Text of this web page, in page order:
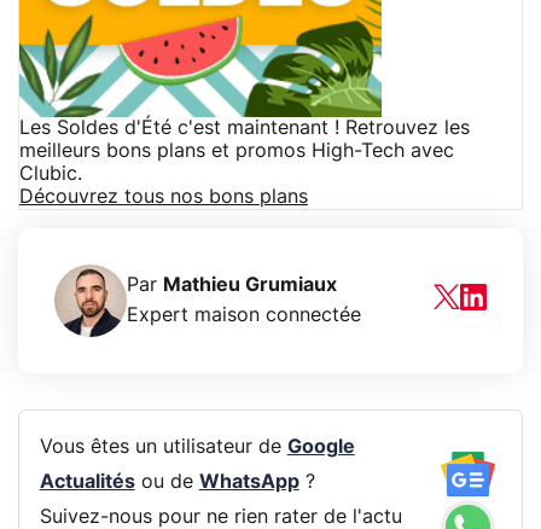
Les Soldes d'Été c'est maintenant ! Retrouvez les
meilleurs bons plans et promos High-Tech avec
Clubic.
Découvrez tous nos bons plans
Par Mathieu Grumiaux
Expert maison connectée
Vous êtes un utilisateur de Google
Actualitésou de WhatsApp?
Suivez-nous pour ne rien rater de l'actu